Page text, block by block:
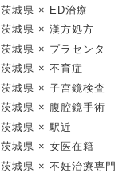
茨城県 × ED治療
茨城県 × 漢方処方
茨城県 × プラセンタ
茨城県 × 不育症
茨城県 × 子宮鏡検査
茨城県 × 腹腔鏡手術
茨城県 × 駅近
茨城県 × 女医在籍
茨城県 × 不妊治療専門